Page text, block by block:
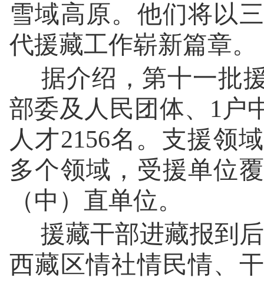
雪域高原。他们将以
代援藏工作崭新篇章。
据介绍，第十一批
部委及人民团体、1户
人才2156名。支援领
多个领域，受援单位
（中）直单位。
援藏干部进藏报到
西藏区情社情民情、